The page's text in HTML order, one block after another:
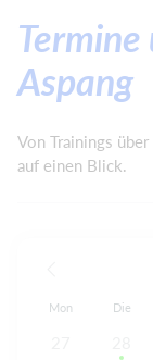
Termine
Aspang
Von Trainings
auf einen Blick.
Mon Die